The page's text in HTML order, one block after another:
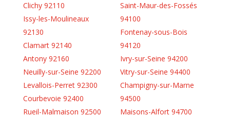
Clichy 92110
Issy-les-Moulineaux
92130
Clamart 92140
Antony 92160
Neuilly-sur-Seine 92200
Levallois-Perret 92300
Courbevoie 92400
Rueil-Malmaison 92500
Saint-Maur-des-Fossés
94100
Fontenay-sous-Bois
94120
Ivry-sur-Seine 94200
Vitry-sur-Seine 94400
Champigny-sur-Marne
94500
Maisons-Alfort 94700